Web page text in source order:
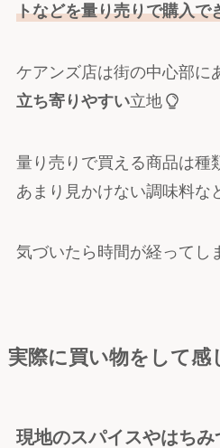
トなどを量り売りで購入で
ケアンズ店は街の中心部に
立ち寄りやすい立地
量り売りで買える商品は種
あまり見かけない調味料な
気づいたら時間が経ってし
実際に買い物をして感
現地のスパイスやはち